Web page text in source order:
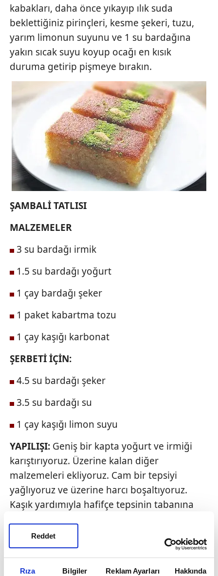
Rıza Bilgiler Reklam Ayarları Hakkında
Reddet
kabakları, daha önce yıkayıp ılık suda
beklettiğiniz pirinçleri, kesme şekeri, tuzu,
yarım limonun suyunu ve 1 su bardağına
yakın sıcak suyu koyup ocağı en kısık
duruma getirip pişmeye bırakın.
ŞAMBALİ TATLISI
MALZEMELER
3 su bardağı irmik
1.5 su bardağı yoğurt
1 çay bardağı şeker
1 paket kabartma tozu
1 çay kaşığı karbonat
ŞERBETİ İÇİN:
4.5 su bardağı şeker
3.5 su bardağı su
1 çay kaşığı limon suyu
YAPILIŞI: Geniş bir kapta yoğurt ve irmiği
karıştırıyoruz. Üzerine kalan diğer
malzemeleri ekliyoruz. Cam bir tepsiyi
yağlıyoruz ve üzerine harcı boşaltıyoruz.
Kaşık yardımıyla hafifçe tepsinin tabanına
çiziyoruz. Üzerine fıstık diziyoruz ve önceden
ısıtılmış 175 derecedeki fırında pişiriyoruz.